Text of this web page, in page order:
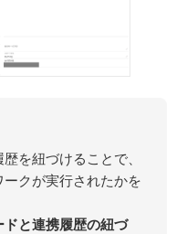
を紐づけることで、
クが実行されたかを
ドと連携履歴の紐づ